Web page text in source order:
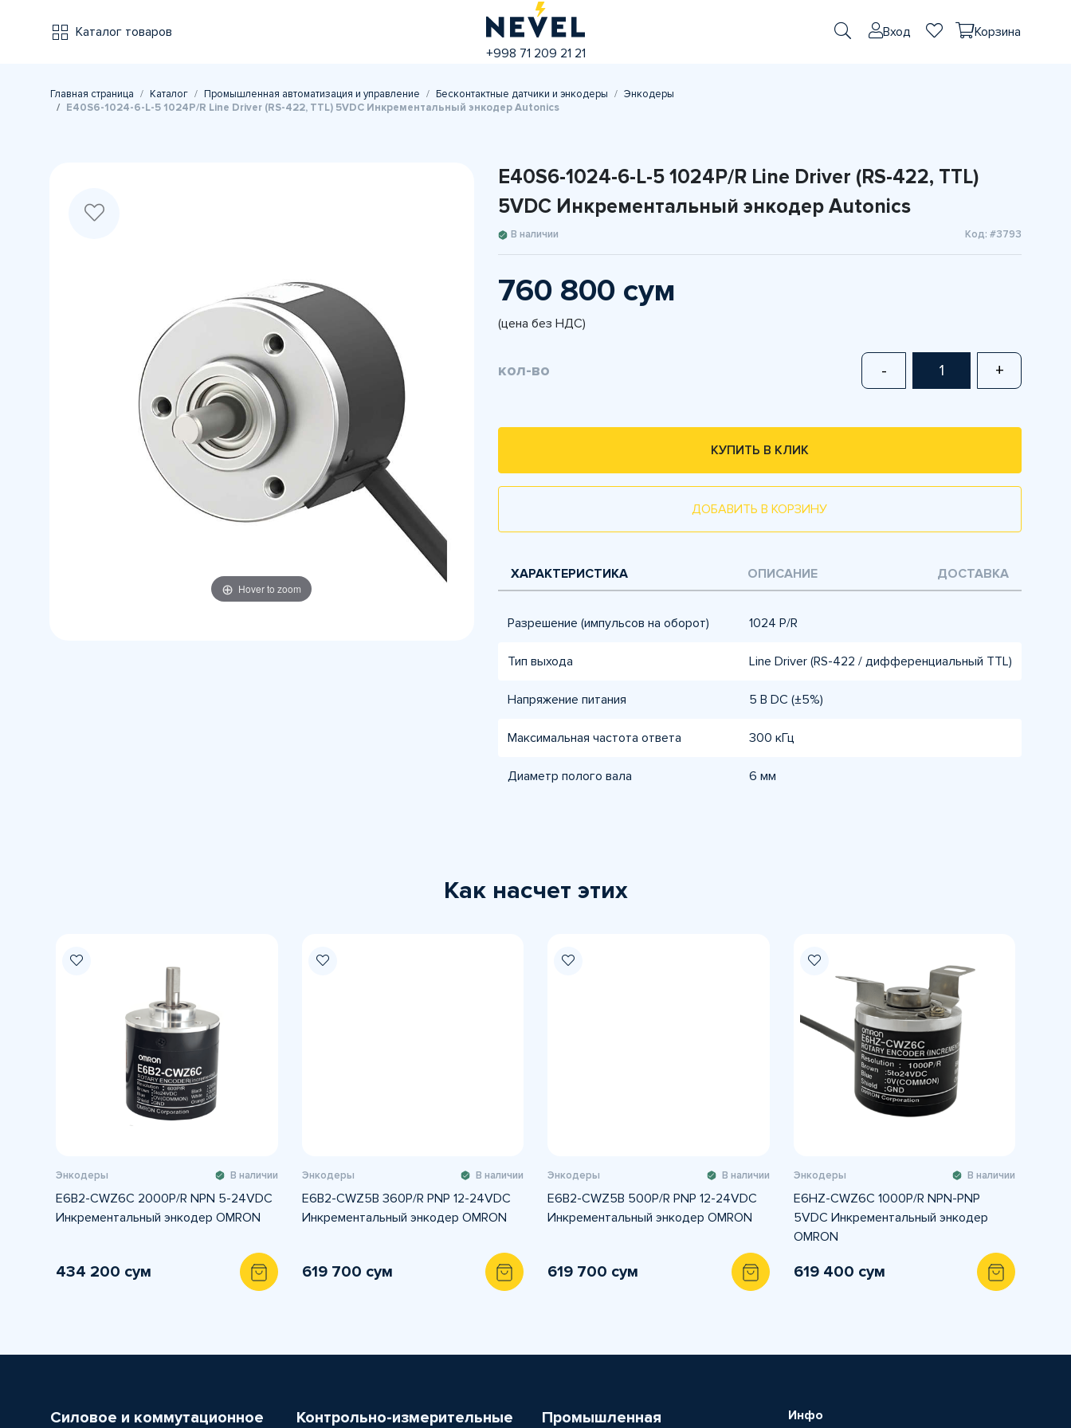
Каталог товаров
+998 71 209 21 21
Вход Корзина
Главная страница Каталог Промышленная автоматизация и управление Бесконтактные датчики и энкодеры
Энкодеры
E40S6-1024-6-L-5 1024P/R Line Driver (RS-422, TTL) 5VDC Инкрементальный энкодер Autonics
Hover to zoom
E40S6-1024-6-L-5 1024P/R Line Driver (RS-422, TTL)
5VDC Инкрементальный энкодер Autonics
В наличии Код: #3793
760 800 сум
(цена без НДС)
кол-во - +
КУПИТЬ В КЛИК
ДОБАВИТЬ В КОРЗИНУ
ХАРАКТЕРИСТИКА ОПИСАНИЕ ДОСТАВКА
Разрешение (импульсов на оборот) 1024 P/R
Тип выхода Line Driver (RS-422 / дифференциальный TTL)
Напряжение питания 5 В DC (±5%)
Максимальная частота ответа 300 кГц
Диаметр полого вала 6 мм
Как насчет этих
Энкодеры В наличии
E6B2-CWZ6C 2000P/R NPN 5-24VDC
Инкрементальный энкодер OMRON
434 200 сум
Энкодеры В наличии
E6B2-CWZ5B 360P/R PNP 12-24VDC
Инкрементальный энкодер OMRON
619 700 сум
Энкодеры В наличии
E6B2-CWZ5B 500P/R PNP 12-24VDC
Инкрементальный энкодер OMRON
619 700 сум
Энкодеры В наличии
E6HZ-CWZ6C 1000P/R NPN-PNP
5VDC Инкрементальный энкодер
OMRON
619 400 сум
Силовое и коммутационное Контрольно-измерительные Промышленная
Инфо